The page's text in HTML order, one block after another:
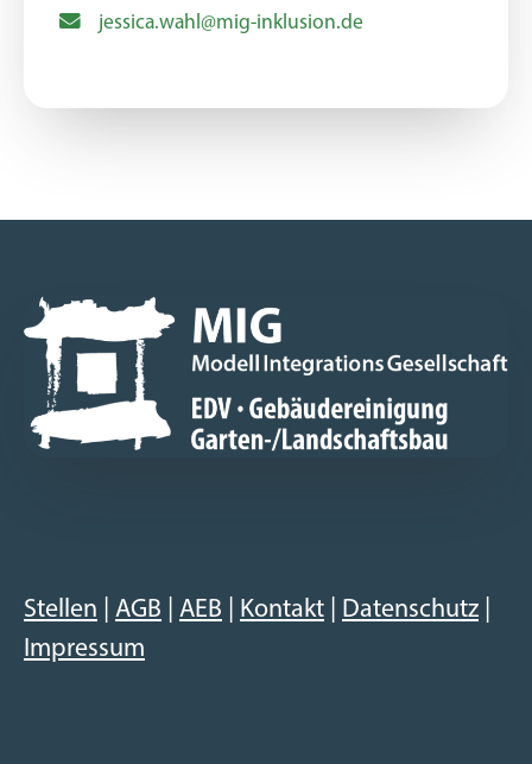
jessica.wahl@mig-inklusion.de
Stellen AGB AEB Kontakt Datenschutz
Impressum